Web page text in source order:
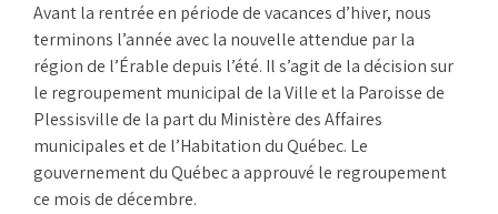
Avant la rentrée en période de vacances d’hiver, nous
terminons l’année avec la nouvelle attendue par la
région de l’Érable depuis l’été. Il s’agit de la décision sur
le regroupement municipal de la Ville et la Paroisse de
Plessisville de la part du Ministère des Affaires
municipales et de l’Habitation du Québec. Le
gouvernement du Québec a approuvé le regroupement
ce mois de décembre.